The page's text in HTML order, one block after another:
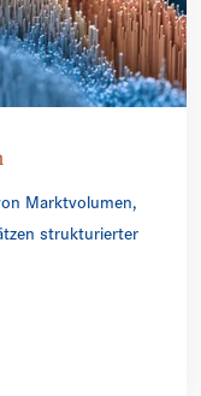
Marktvolumen,
strukturierter